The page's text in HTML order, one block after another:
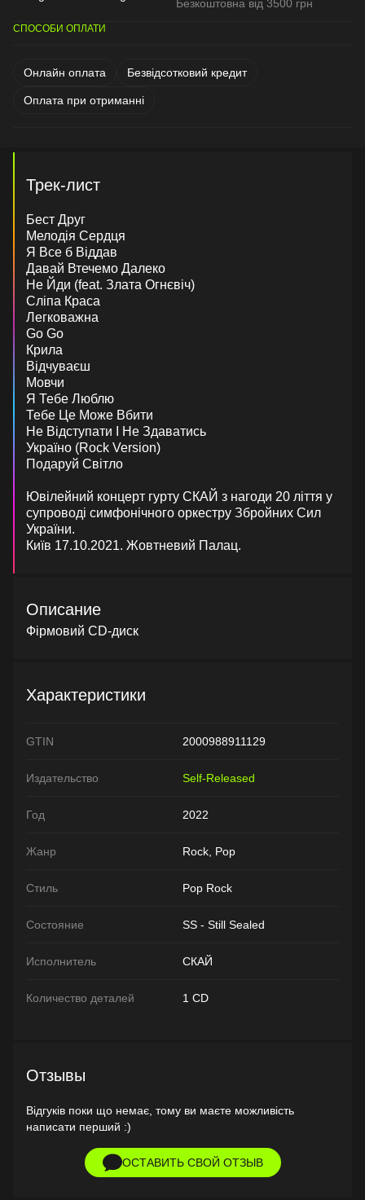
Безкоштовна від 3500 грн
СПОСОБИ ОПЛАТИ
Онлайн оплата Безвідсотковий кредит
Оплата при отриманні
Трек-лист
Бест Друг
Мелодія Сердця
Я Все б Віддав
Давай Втечемо Далеко
Не Йди (feat. Злата Огнєвіч)
Сліпа Краса
Легковажна
Go Go
Крила
Відчуваєш
Мовчи
Я Тебе Люблю
Тебе Це Може Вбити
Не Відступати І Не Здаватись
Україно (Rock Version)
Подаруй Світло
Ювілейний концерт гурту СКАЙ з нагоди 20 ліття у
супроводі симфонічного оркестру Збройних Сил
України.
Київ 17.10.2021. Жовтневий Палац.
Описание
Фірмовий CD-диск
Характеристики
GTIN 2000988911129
Издательство Self-Released
Год 2022
Жанр Rock, Pop
Стиль Pop Rock
Состояние SS - Still Sealed
Исполнитель СКАЙ
Количество деталей 1 CD
Отзывы
Відгуків поки що немає, тому ви маєте можливість
написати перший :)
ОСТАВИТЬ СВОЙ ОТЗЫВ